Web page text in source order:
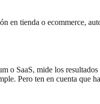
en tienda o ecommerce,
o SaaS, mide los
Pero ten en cuenta que